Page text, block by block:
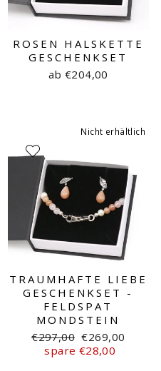
ROSEN HALSKETTE
GESCHENKSET
ab €204,00
Nicht erhältlich
TRAUMHAFTE LIEBE
GESCHENKSET -
FELDSPAT
MONDSTEIN
Normaler
Preis
€297,00 Sonderpreis
€269,00
spare €28,00